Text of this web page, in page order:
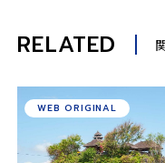
RELATED
WEB ORIGINAL